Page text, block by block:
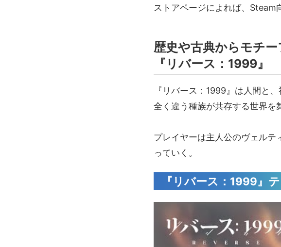
ストアページによれば、Steam
歴史や古典からモチ
『リバース：1999』
『リバース：1999』は人間と
全く違う種族が共存する世界を
プレイヤーは主人公のヴェルテ
っていく。
『リバース：1999』